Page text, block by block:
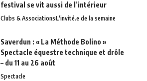
festival se vit aussi de l’intérieur
Clubs & AssociationsL'invité.e de la semaine
Saverdun : « La Méthode Bolino »
Spectacle équestre technique et drôle
– du 11 au 26 août
Spectacle